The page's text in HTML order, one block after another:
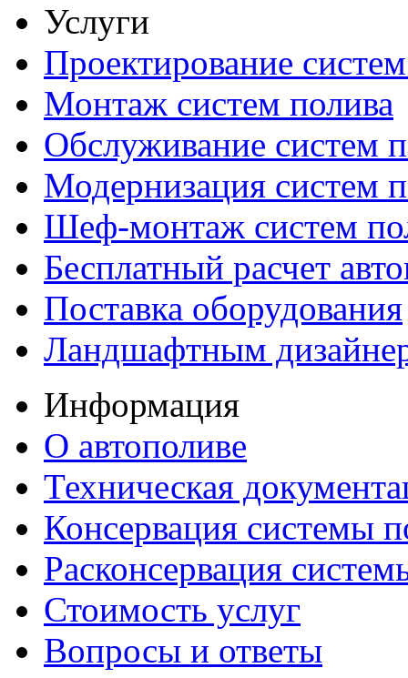
Услуги
Проектирование
Монтаж систем полива
Обслуживание систем
Модернизация систем
Шеф-монтаж систем
Бесплатный расчет
Поставка оборудования
Ландшафтным
Информация
О автополиве
Техническая
Консервация системы
Расконсервация
Стоимость услуг
Вопросы и ответы